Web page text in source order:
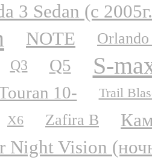
3 Sedan (с
NOTE
Q3 Q5 S-
10- Trail
X6 Zafira B
Night Vision